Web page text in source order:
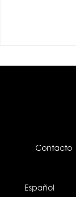
Contacto
Español